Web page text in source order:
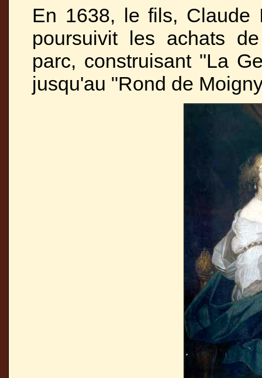
En 1638, le fils, Claude
poursuivit les achats
parc, construisant "La
jusqu'au "Rond de